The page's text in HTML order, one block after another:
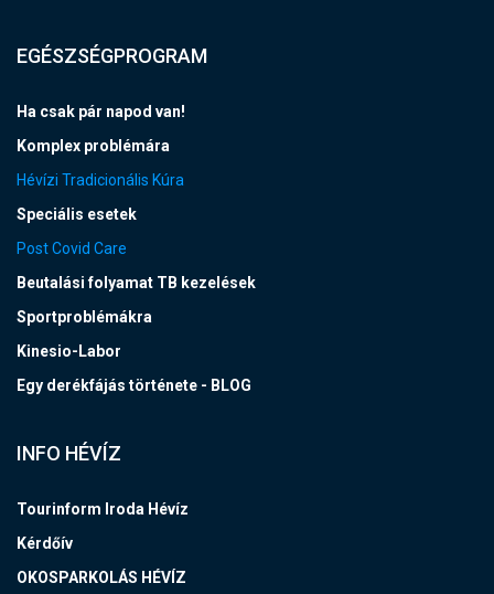
EGÉSZSÉGPROGRAM
Ha csak pár napod van!
Komplex problémára
Hévízi Tradicionális Kúra
Speciális esetek
Post Covid Care
Beutalási folyamat TB kezelések
Sportproblémákra
Kinesio-Labor
Egy derékfájás története - BLOG
INFO HÉVÍZ
Tourinform Iroda Hévíz
Kérdőív
OKOSPARKOLÁS HÉVÍZ